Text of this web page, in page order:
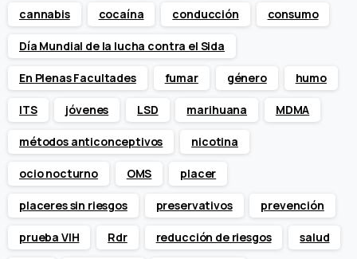
cannabis cocaína conducción consumo
Día Mundial de la lucha contra el Sida
En Plenas Facultades fumar género humo
ITS jóvenes LSD marihuana MDMA
métodos anticonceptivos nicotina
ocio nocturno OMS placer
placeres sin riesgos preservativos prevención
prueba VIH Rdr reducción de riesgos salud